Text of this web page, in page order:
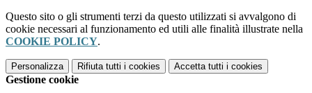
Questo sito o gli strumenti terzi da questo utilizzati si avvalgono di
cookie necessari al funzionamento ed utili alle finalità illustrate nella
COOKIE POLICY.
Personalizza Rifiuta tutti i cookies Accetta tutti i cookies
Gestione cookie